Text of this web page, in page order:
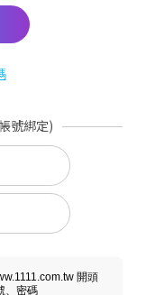
號綁定)
開頭
、密碼